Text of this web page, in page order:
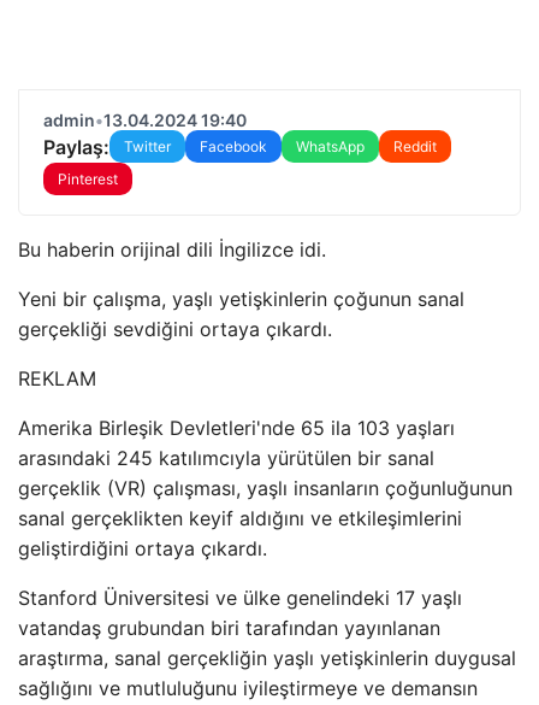
admin•13.04.2024 19:40
Paylaş: Twitter Facebook WhatsApp
Reddit
Pinterest
Bu haberin orijinal dili İngilizce idi.
Yeni bir çalışma, yaşlı yetişkinlerin çoğunun sanal
gerçekliği sevdiğini ortaya çıkardı.
REKLAM
Amerika Birleşik Devletleri'nde 65 ila 103 yaşları
arasındaki 245 katılımcıyla yürütülen bir sanal
gerçeklik (VR) çalışması, yaşlı insanların çoğunluğunun
sanal gerçeklikten keyif aldığını ve etkileşimlerini
geliştirdiğini ortaya çıkardı.
Stanford Üniversitesi ve ülke genelindeki 17 yaşlı
vatandaş grubundan biri tarafından yayınlanan
araştırma, sanal gerçekliğin yaşlı yetişkinlerin duygusal
sağlığını ve mutluluğunu iyileştirmeye ve demansın